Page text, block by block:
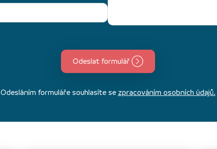
Odeslat formulář
Odesláním formuláře souhlasíte se zpracováním osobních údajů.